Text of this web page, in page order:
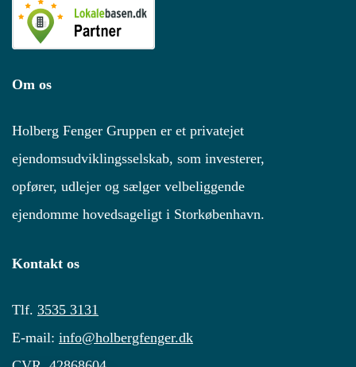
Om os
Holberg Fenger Gruppen er et privatejet
ejendomsudviklingsselskab, som investerer,
opfører, udlejer og sælger velbeliggende
ejendomme hovedsageligt i Storkøbenhavn.
Kontakt os
Tlf. 3535 3131
E-mail: info@holbergfenger.dk